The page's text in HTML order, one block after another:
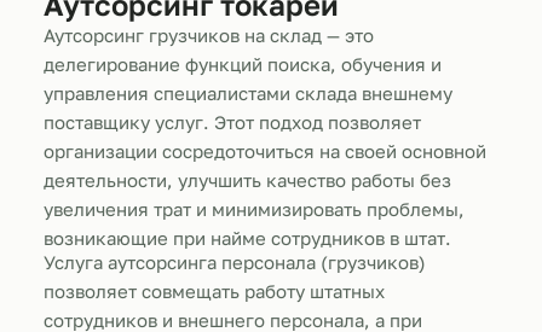
Аутсорсинг грузчиков на склад — это
делегирование функций поиска, обучения и
управления специалистами склада внешнему
поставщику услуг. Этот подход позволяет
организации сосредоточиться на своей основной
деятельности, улучшить качество работы без
увеличения трат и минимизировать проблемы,
возникающие при найме сотрудников в штат.
Услуга аутсорсинга персонала (грузчиков)
позволяет совмещать работу штатных
сотрудников и внешнего персонала, а при